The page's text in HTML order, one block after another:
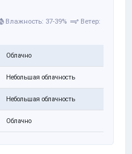
Влажность: 37-39%
Ветер:
Облачно
Небольшая облачность
Небольшая облачность
Облачно